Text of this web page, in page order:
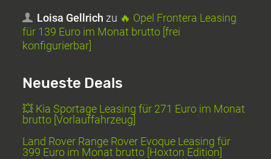
Loisa Gellrich zu 🔥 Opel Frontera Leasing
für 139 Euro im Monat brutto [frei
konfigurierbar]
Neueste Deals
💥 Kia Sportage Leasing für 271 Euro im Monat
brutto [Vorlauffahrzeug]
Land Rover Range Rover Evoque Leasing für
399 Euro im Monat brutto [Hoxton Edition]